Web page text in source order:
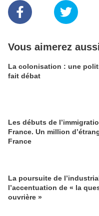
Vous aimerez
La colonisation : une
fait débat
Les débuts de
France. Un million
France
La poursuite de
l’accentuation de « la
ouvrière »